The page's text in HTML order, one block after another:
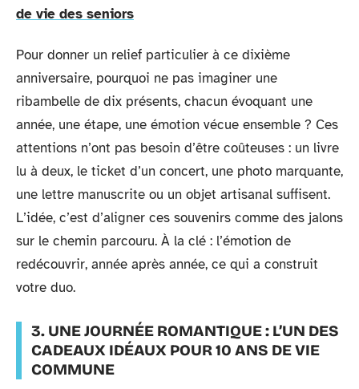
de vie des seniors
Pour donner un relief particulier à ce dixième
anniversaire, pourquoi ne pas imaginer une
ribambelle de dix présents, chacun évoquant une
année, une étape, une émotion vécue ensemble ? Ces
attentions n’ont pas besoin d’être coûteuses : un livre
lu à deux, le ticket d’un concert, une photo marquante,
une lettre manuscrite ou un objet artisanal suffisent.
L’idée, c’est d’aligner ces souvenirs comme des jalons
sur le chemin parcouru. À la clé : l’émotion de
redécouvrir, année après année, ce qui a construit
votre duo.
3. UNE JOURNÉE ROMANTIQUE : L’UN DES
CADEAUX IDÉAUX POUR 10 ANS DE VIE
COMMUNE